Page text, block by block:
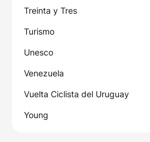
Treinta y Tres
Turismo
Unesco
Venezuela
Vuelta Ciclista del Uruguay
Young